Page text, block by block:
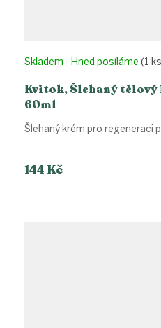
Kvitok, Šlehaný
60ml
Skladem - Hned posíláme (1
144 Kč
Šlehaný krém pro regeneraci